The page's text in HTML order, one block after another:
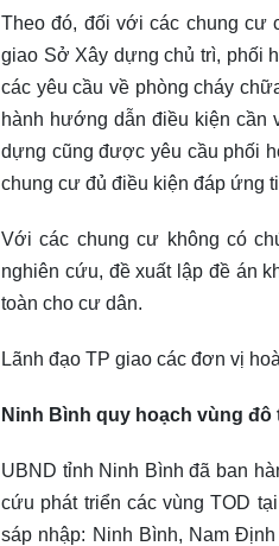
Theo đó, đối với các chung cư
giao Sở Xây dựng chủ trì, phối
các yêu cầu về phòng cháy
hành hướng dẫn điều kiện cần
dựng cũng được yêu cầu phối
chung cư đủ điều kiện đáp ứng
Với các chung cư không có
nghiên cứu, đề xuất lập đề án
toàn cho cư dân.
Lãnh đạo TP giao các đơn vị
Ninh Bình quy hoạch vùng
UBND tỉnh Ninh Bình đã ban
cứu phát triển các vùng TOD
sáp nhập: Ninh Bình, Nam